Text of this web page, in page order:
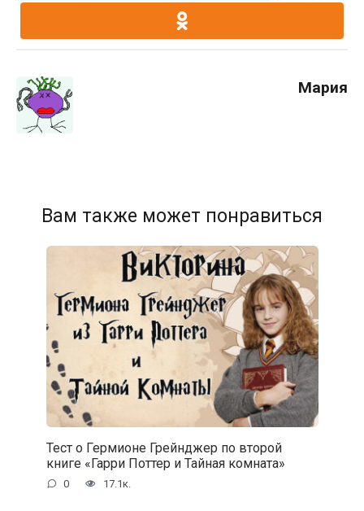
Мария
Вам также может понравиться
Тест о Гермионе Грейнджер по второй
книге «Гарри Поттер и Тайная комната»
0 17.1к.